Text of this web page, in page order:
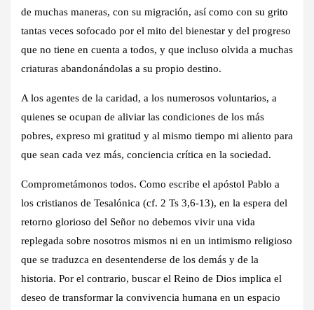
de muchas maneras, con su migración, así como con su grito
tantas veces sofocado por el mito del bienestar y del progreso
que no tiene en cuenta a todos, y que incluso olvida a muchas
criaturas abandonándolas a su propio destino.
A los agentes de la caridad, a los numerosos voluntarios, a
quienes se ocupan de aliviar las condiciones de los más
pobres, expreso mi gratitud y al mismo tiempo mi aliento para
que sean cada vez más, conciencia crítica en la sociedad.
Comprometámonos todos. Como escribe el apóstol Pablo a
los cristianos de Tesalónica (cf. 2 Ts 3,6-13), en la espera del
retorno glorioso del Señor no debemos vivir una vida
replegada sobre nosotros mismos ni en un intimismo religioso
que se traduzca en desentenderse de los demás y de la
historia. Por el contrario, buscar el Reino de Dios implica el
deseo de transformar la convivencia humana en un espacio